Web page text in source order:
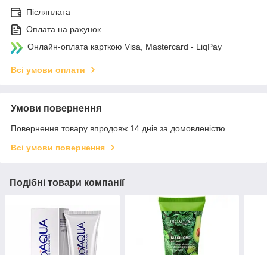
Післяплата
Оплата на рахунок
Онлайн-оплата карткою Visa, Mastercard - LiqPay
Всі умови оплати
Умови повернення
Повернення товару впродовж 14 днів за домовленістю
Всі умови повернення
Подібні товари компанії